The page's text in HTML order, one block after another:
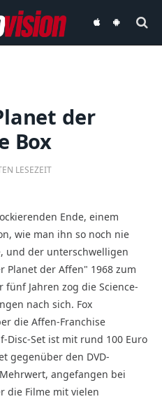
audiovisionaudiovision
der
Box
LESEZEIT
Ende, einem
wie man ihn so noch nie
und der unterschwelligen
Planet der Affen" 1968 zum
Jahren zog die Science-
nach sich. Fox
die Affen-Franchise
Disc-Set ist mit rund 100 Euro
gegenüber den DVD-
angefangen bei
die Filme mit vielen